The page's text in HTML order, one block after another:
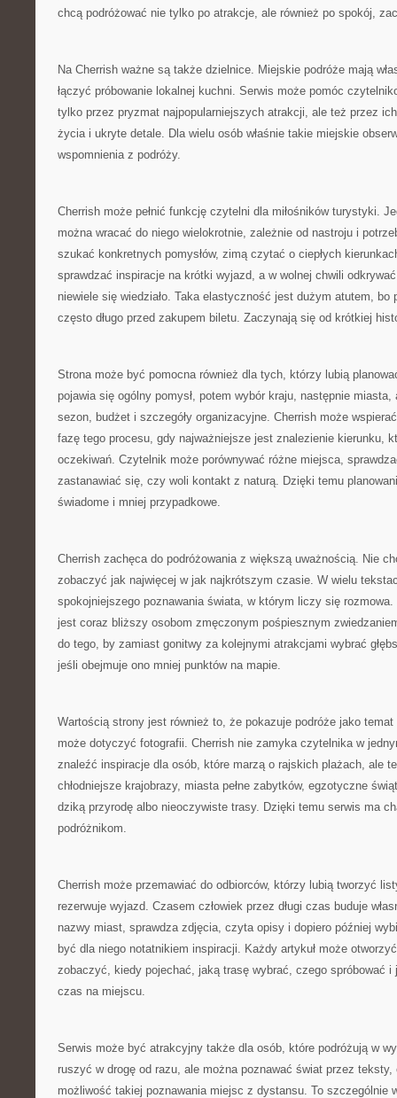
chcą podróżować nie tylko po atrakcje, ale również po spokój,
Na Cherrish ważne są także dzielnice. Miejskie podróże mają
łączyć próbowanie lokalnej kuchni. Serwis może pomóc
tylko przez pryzmat najpopularniejszych atrakcji, ale też przez
życia i ukryte detale. Dla wielu osób właśnie takie miejskie
wspomnienia z podróży.
Cherrish może pełnić funkcję czytelni dla miłośników turystyki.
można wracać do niego wielokrotnie, zależnie od nastroju i
szukać konkretnych pomysłów, zimą czytać o ciepłych
sprawdzać inspiracje na krótki wyjazd, a w wolnej chwili
niewiele się wiedziało. Taka elastyczność jest dużym atutem, bo
często długo przed zakupem biletu. Zaczynają się od krótkiej
Strona może być pomocna również dla tych, którzy lubią
pojawia się ogólny pomysł, potem wybór kraju, następnie
sezon, budżet i szczegóły organizacyjne. Cherrish może
fazę tego procesu, gdy najważniejsze jest znalezienie kierunku,
oczekiwań. Czytelnik może porównywać różne miejsca,
zastanawiać się, czy woli kontakt z naturą. Dzięki temu
świadome i mniej przypadkowe.
Cherrish zachęca do podróżowania z większą uważnością. Nie
zobaczyć jak najwięcej w jak najkrótszym czasie. W wielu
spokojniejszego poznawania świata, w którym liczy się rozmowa.
jest coraz bliższy osobom zmęczonym pośpiesznym
do tego, by zamiast gonitwy za kolejnymi atrakcjami wybrać
jeśli obejmuje ono mniej punktów na mapie.
Wartością strony jest również to, że pokazuje podróże jako
może dotyczyć fotografii. Cherrish nie zamyka czytelnika w
znaleźć inspiracje dla osób, które marzą o rajskich plażach, ale
chłodniejsze krajobrazy, miasta pełne zabytków, egzotyczne
dziką przyrodę albo nieoczywiste trasy. Dzięki temu serwis ma
podróżnikom.
Cherrish może przemawiać do odbiorców, którzy lubią tworzyć
rezerwuje wyjazd. Czasem człowiek przez długi czas buduje
nazwy miast, sprawdza zdjęcia, czyta opisy i dopiero później
być dla niego notatnikiem inspiracji. Każdy artykuł może
zobaczyć, kiedy pojechać, jaką trasę wybrać, czego spróbować
czas na miejscu.
Serwis może być atrakcyjny także dla osób, które podróżują w
ruszyć w drogę od razu, ale można poznawać świat przez
możliwość takiej poznawania miejsc z dystansu. To szczególnie